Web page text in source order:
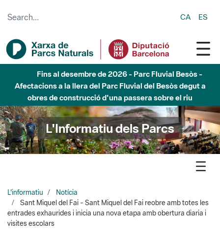
CA ES
Fins al desembre de 2026 - Parc Fluvial Besòs -
Afectacions a la llera del Parc Fluvial del Besòs degut a
obres de construcció d'una passera sobre el riu
L'Informatiu dels Parcs
L'informatiu
Notícia
Sant Miquel del Fai - Sant Miquel del Fai reobre amb totes les
entrades exhaurides i inicia una nova etapa amb obertura diaria i
visites escolars